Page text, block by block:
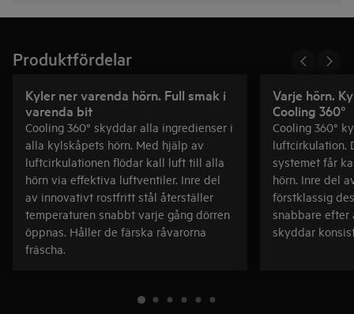
Produktfördelar
Kyler ner varenda hörn. Full smak i
varenda bit
Cooling 360° skyddar alla ingredienser i
alla kylskåpets hörn. Med hjälp av
luftcirkulationen flödar kall luft till alla
hörn via effektiva luftventiler. Inre del
av innovativt rostfritt stål återställer
temperaturen snabbt varje gång dörren
öppnas. Håller de färska råvarorna
fräscha.
Varje hörn.
Cooling 360°
Cooling 360°
luftcirkulation.
systemet får
hörn. Inre del
förstklassig
snabbare efter
skyddar